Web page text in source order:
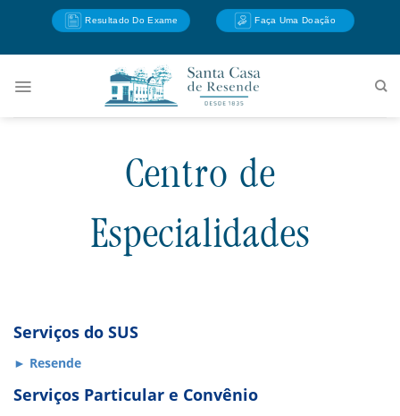
Resultado Do Exame Faça Uma Doação
Centro de
Especialidades
Serviços do SUS
► Resende
Serviços Particular e Convênio